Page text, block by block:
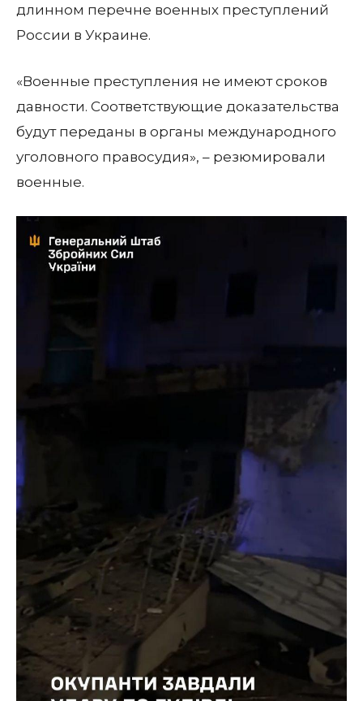
длинном перечне военных преступлений
России в Украине.
«Военные преступления не имеют сроков
давности. Соответствующие доказательства
будут переданы в органы международного
уголовного правосудия», – резюмировали
военные.